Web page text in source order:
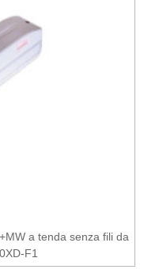
a tenda senza fili da
F1